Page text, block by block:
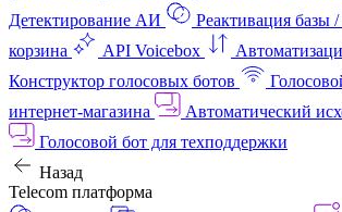
Детектирование АИ
Реактивация базы
корзина
API Voicebox
Конструктор голосовых ботов
интернет‑магазина
Автоматический
Голосовой бот для техподдержки
Назад
Telecom платформа